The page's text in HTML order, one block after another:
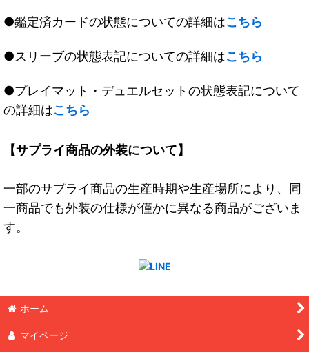
●鑑定済カードの状態についての詳細はこちら
●スリーブの状態表記についての詳細はこちら
●プレイマット・デュエルセットの状態表記について
の詳細はこちら
【サプライ商品の外装について】
一部のサプライ商品の生産時期や生産場所により、同
一商品でも外装の仕様が僅かに異なる商品がございま
す。
ホーム
マイページ